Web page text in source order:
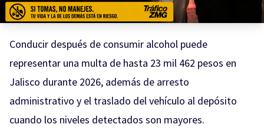
Conducir después de consumir alcohol puede
representar una multa de hasta 23 mil 462 pesos en
Jalisco durante 2026, además de arresto
administrativo y el traslado del vehículo al depósito
cuando los niveles detectados son mayores.